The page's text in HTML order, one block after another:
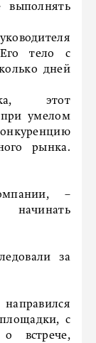
выполнять
Его тело с
дней
этот
умелом
рынка.
–
за
с
встрече,